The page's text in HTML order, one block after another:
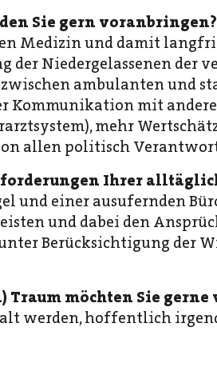
Sie gern voranbringen?
Medizin und damit
der Niedergelassenen der
ambulanten und
Kommunikation mit
mehr
allen politisch
Ihrer
und einer ausufernden
und dabei den
unter Berücksichtigung der
Traum möchten Sie
werden, hoffentlich